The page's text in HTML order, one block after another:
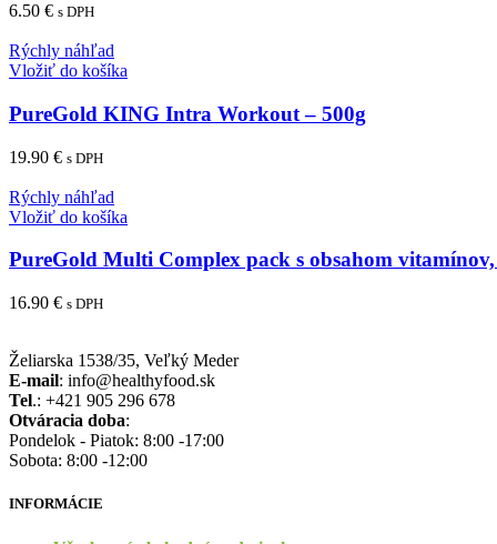
6.50 € s DPH
Rýchly náhľad
Vložiť do košíka
PureGold KING Intra Workout – 500g
19.90 € s DPH
Rýchly náhľad
Vložiť do košíka
PureGold Multi Complex pack s obsahom
16.90 € s DPH
Želiarska 1538/35, Veľký Meder
E-mail: info@healthyfood.sk
Tel.: +421 905 296 678
Otváracia doba:
Pondelok - Piatok: 8:00 -17:00
Sobota: 8:00 -12:00
INFORMÁCIE